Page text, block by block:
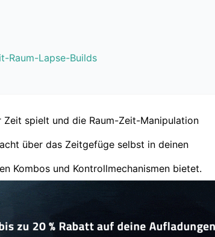
Raum-Lapse-Builds
spielt und die Raum-Zeit-Manipulation
über das Zeitgefüge selbst in deinen
Kombos und Kontrollmechanismen bietet.